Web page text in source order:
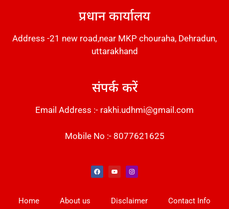
प्रधान कार्यालय
Address -21 new road,near MKP chouraha, Dehradun,
uttarakhand
संपर्क करें
Email Address :- rakhi.udhmi@gmail.com
Mobile No :- 8077621625
Home About us Disclaimer Contact Info